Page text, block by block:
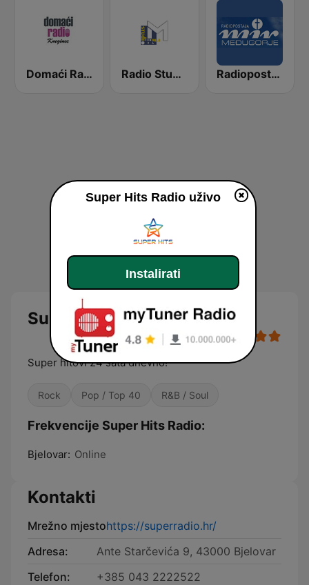
Domaći Radio Kneginec Radio Studio M Radiopostaja Mir Međugorje
Super Radio live
Super hitovi 24 sata dnevno!
Rock Pop / Top 40 R&B / Soul
Frekvencije Super Hits Radio:
Bjelovar: Online
Kontakti
Mrežno mjestohttps://superradio.hr/
Adresa:
Ante Starčevića 9, 43000 Bjelovar
Telefon:
+385 043 2222522
Super Hits Radio uživo
Instalirati